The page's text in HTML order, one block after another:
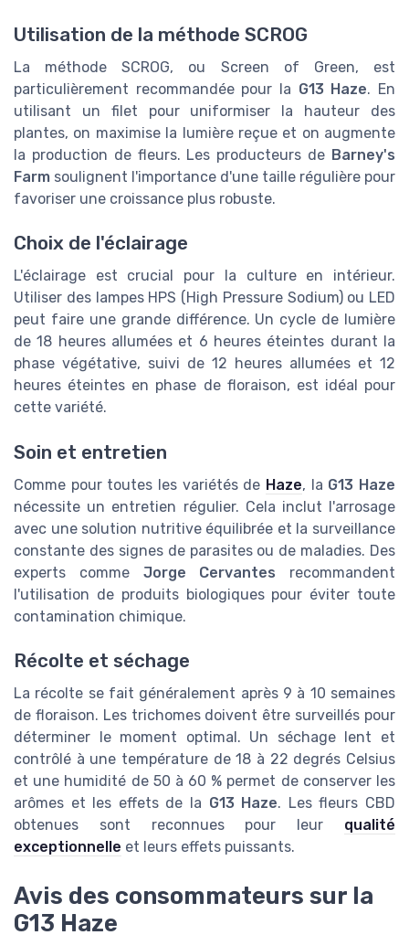
Utilisation de la méthode SCROG
La méthode SCROG, ou Screen of Green, est
particulièrement recommandée pour la G13 Haze. En
utilisant un filet pour uniformiser la hauteur des
plantes, on maximise la lumière reçue et on augmente
la production de fleurs. Les producteurs de Barney's
Farm soulignent l'importance d'une taille régulière pour
favoriser une croissance plus robuste.
Choix de l'éclairage
L'éclairage est crucial pour la culture en intérieur.
Utiliser des lampes HPS (High Pressure Sodium) ou LED
peut faire une grande différence. Un cycle de lumière
de 18 heures allumées et 6 heures éteintes durant la
phase végétative, suivi de 12 heures allumées et 12
heures éteintes en phase de floraison, est idéal pour
cette variété.
Soin et entretien
Comme pour toutes les variétés de Haze, la G13 Haze
nécessite un entretien régulier. Cela inclut l'arrosage
avec une solution nutritive équilibrée et la surveillance
constante des signes de parasites ou de maladies. Des
experts comme Jorge Cervantes recommandent
l'utilisation de produits biologiques pour éviter toute
contamination chimique.
Récolte et séchage
La récolte se fait généralement après 9 à 10 semaines
de floraison. Les trichomes doivent être surveillés pour
déterminer le moment optimal. Un séchage lent et
contrôlé à une température de 18 à 22 degrés Celsius
et une humidité de 50 à 60 % permet de conserver les
arômes et les effets de la G13 Haze. Les fleurs CBD
obtenues sont reconnues pour leur qualité
exceptionnelle et leurs effets puissants.
Avis des consommateurs sur la
G13 Haze